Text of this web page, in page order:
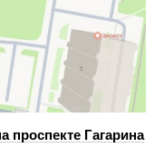
Гагарина